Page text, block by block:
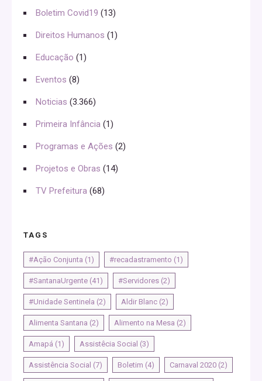
Boletim Covid19 (13)
Direitos Humanos (1)
Educação (1)
Eventos (8)
Noticias (3.366)
Primeira Infância (1)
Programas e Ações (2)
Projetos e Obras (14)
TV Prefeitura (68)
TAGS
#Ação Conjunta (1) #recadastramento (1)
#SantanaUrgente (41) #Servidores (2)
#Unidade Sentinela (2) Aldir Blanc (2)
Alimenta Santana (2) Alimento na Mesa (2)
Amapá (1) Assistêcia Social (3)
Assistência Social (7) Boletim (4) Carnaval 2020 (2)